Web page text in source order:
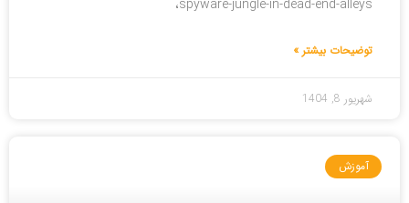
spyware-jungle-in-dead-end-alleys،
توضیحات بیشتر »
شهریور 8, 1404
آموزش